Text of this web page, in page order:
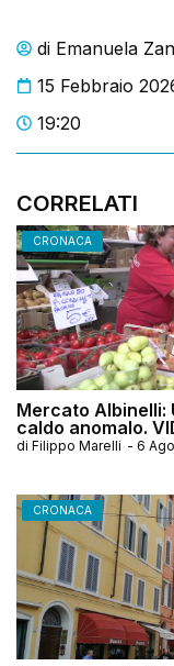
di Emanuela
15 Febbraio
19:20
CORRELATI
CRONACA
Mercato Albinelli:
caldo anomalo.
di Filippo Marelli - 6
CRONACA